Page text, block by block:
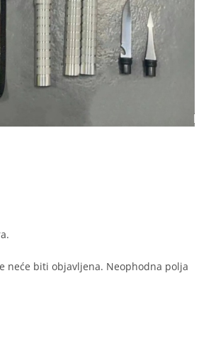
neće biti objavljena. Neophodna polja